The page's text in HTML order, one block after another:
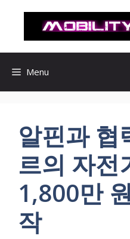
로
Menu
알핀과 협
르의 자전
1,800만
작